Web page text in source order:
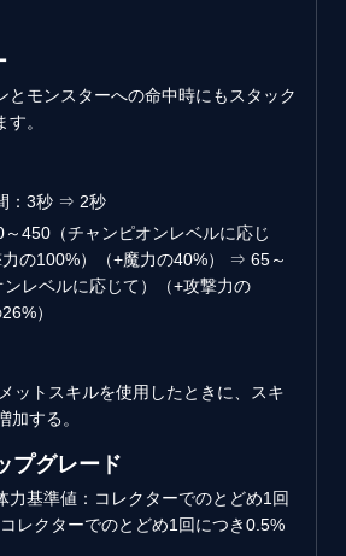
とモンスターへの命中時にもスタック
。
：3秒 ⇒ 2秒
450（チャンピオンレベルに応じ
の100%）（+魔力の40%） ⇒ 65～
レベルに応じて）（+攻撃力の
）
ットスキルを使用したときに、スキ
加する。
プグレード
力基準値：コレクターでのとどめ1回
レクターでのとどめ1回につき0.5%